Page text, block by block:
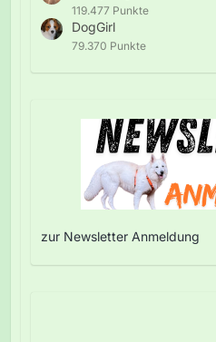
119.477 Punkte
DogGirl
79.370 Punkte
zur Newsletter Anmeldung